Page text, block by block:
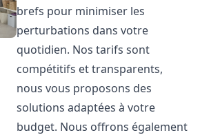
brefs pour minimiser les
perturbations dans votre
quotidien. Nos tarifs sont
compétitifs et transparents,
nous vous proposons des
solutions adaptées à votre
budget. Nous offrons également